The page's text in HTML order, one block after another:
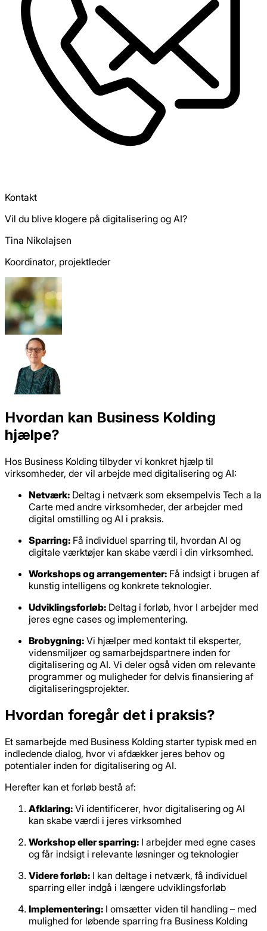
Kontakt
Vil du blive klogere på digitalisering og AI?
Tina Nikolajsen
Koordinator, projektleder
Hvordan kan Business Kolding
hjælpe?
Hos Business Kolding tilbyder vi konkret hjælp til
virksomheder, der vil arbejde med digitalisering og AI:
Netværk: Deltag i netværk som eksempelvis Tech a la
Carte med andre virksomheder, der arbejder med
digital omstilling og AI i praksis.
Sparring: Få individuel sparring til, hvordan AI og
digitale værktøjer kan skabe værdi i din virksomhed.
Workshops og arrangementer: Få indsigt i brugen af
kunstig intelligens og konkrete teknologier.
Udviklingsforløb: Deltag i forløb, hvor I arbejder med
jeres egne cases og implementering.
Brobygning: Vi hjælper med kontakt til eksperter,
vidensmiljøer og samarbejdspartnere inden for
digitalisering og AI. Vi deler også viden om relevante
programmer og muligheder for delvis finansiering af
digitaliseringsprojekter.
Hvordan foregår det i praksis?
Et samarbejde med Business Kolding starter typisk med en
indledende dialog, hvor vi afdækker jeres behov og
potentialer inden for digitalisering og AI.
Herefter kan et forløb bestå af:
Afklaring: Vi identificerer, hvor digitalisering og AI
kan skabe værdi i jeres virksomhed
Workshop eller sparring: I arbejder med egne cases
og får indsigt i relevante løsninger og teknologier
Videre forløb: I kan deltage i netværk, få individuel
sparring eller indgå i længere udviklingsforløb
Implementering: I omsætter viden til handling – med
mulighed for løbende sparring fra Business Kolding